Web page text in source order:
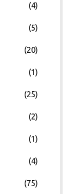
(4)
(5)
(20)
(1)
(25)
(2)
(1)
(4)
(75)